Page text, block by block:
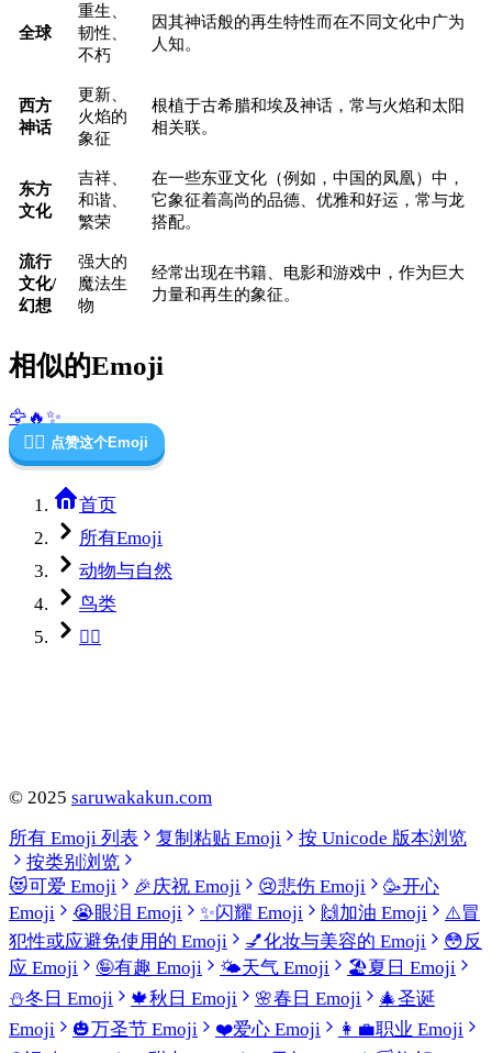
全球
重生、
韧性、
不朽
因其神话般的再生特性而在不同文化中广为
人知。
西方
神话
更新、
火焰的
象征
根植于古希腊和埃及神话，常与火焰和太阳
相关联。
东方
文化
吉祥、
和谐、
繁荣
在一些东亚文化（例如，中国的凤凰）中，
它象征着高尚的品德、优雅和好运，常与龙
搭配。
流行
文化/
幻想
强大的
魔法生
物
经常出现在书籍、电影和游戏中，作为巨大
力量和再生的象征。
相似的Emoji
🦅 🔥✨
🐦‍🔥 点赞这个Emoji
首页
所有Emoji
动物与自然
鸟类
🐦‍🔥
© 2025 saruwakakun.com
所有 Emoji 列表
复制粘贴 Emoji
按 Unicode 版本浏览
按类别浏览
😻可爱 Emoji 🎉庆祝 Emoji 😢悲伤 Emoji 🥳开心
Emoji
😭眼泪 Emoji ✨闪耀 Emoji 🙌 加油 Emoji ⚠️冒
犯性或应避免使用的 Emoji
💅化妆与美容的 Emoji 😳反
应 Emoji
🤪有趣 Emoji 🌤️天气 Emoji 🏖️夏日 Emoji
⛄冬日 Emoji 🍁秋日 Emoji 🌸春日 Emoji 🎄圣诞
Emoji
🎃万圣节 Emoji ❤️爱心 Emoji 👩‍💼职业 Emoji